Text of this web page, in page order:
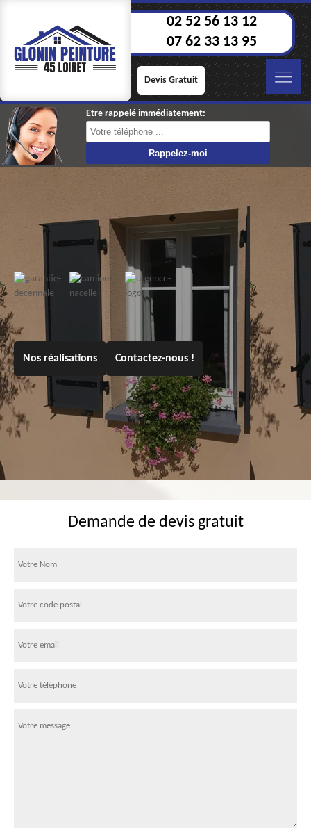
02 52 56 13 12
07 62 33 13 95
Devis Gratuit
Etre rappelé immédiatement:
Nos réalisations Contactez-nous !
Demande de devis gratuit